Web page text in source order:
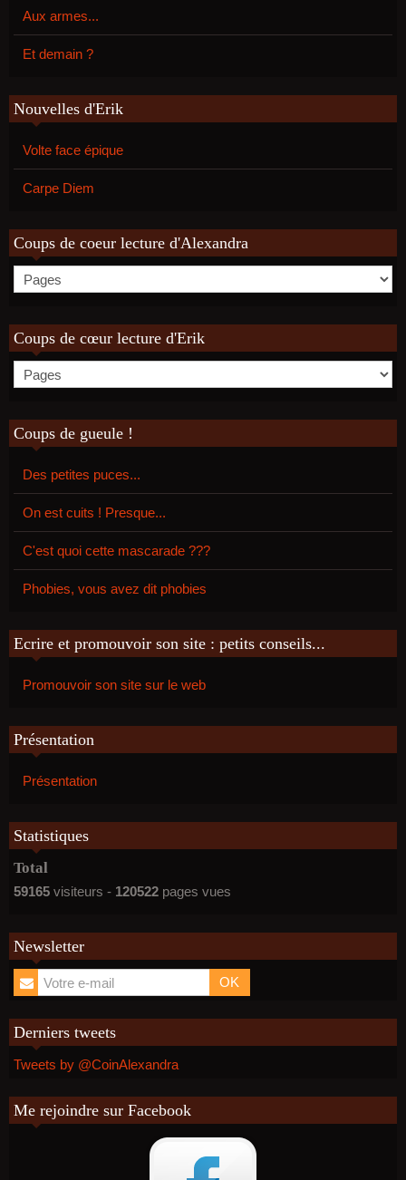
Aux armes...
Et demain ?
Nouvelles d'Erik
Volte face épique
Carpe Diem
Coups de coeur lecture d'Alexandra
Coups de cœur lecture d'Erik
Coups de gueule !
Des petites puces...
On est cuits ! Presque...
C'est quoi cette mascarade ???
Phobies, vous avez dit phobies
Ecrire et promouvoir son site : petits conseils...
Promouvoir son site sur le web
Présentation
Présentation
Statistiques
Total
59165 visiteurs - 120522 pages vues
Newsletter
OK
Derniers tweets
Tweets by @CoinAlexandra
Me rejoindre sur Facebook